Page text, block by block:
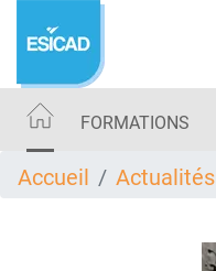
contenu
FORMATIONS
Accueil Actualités